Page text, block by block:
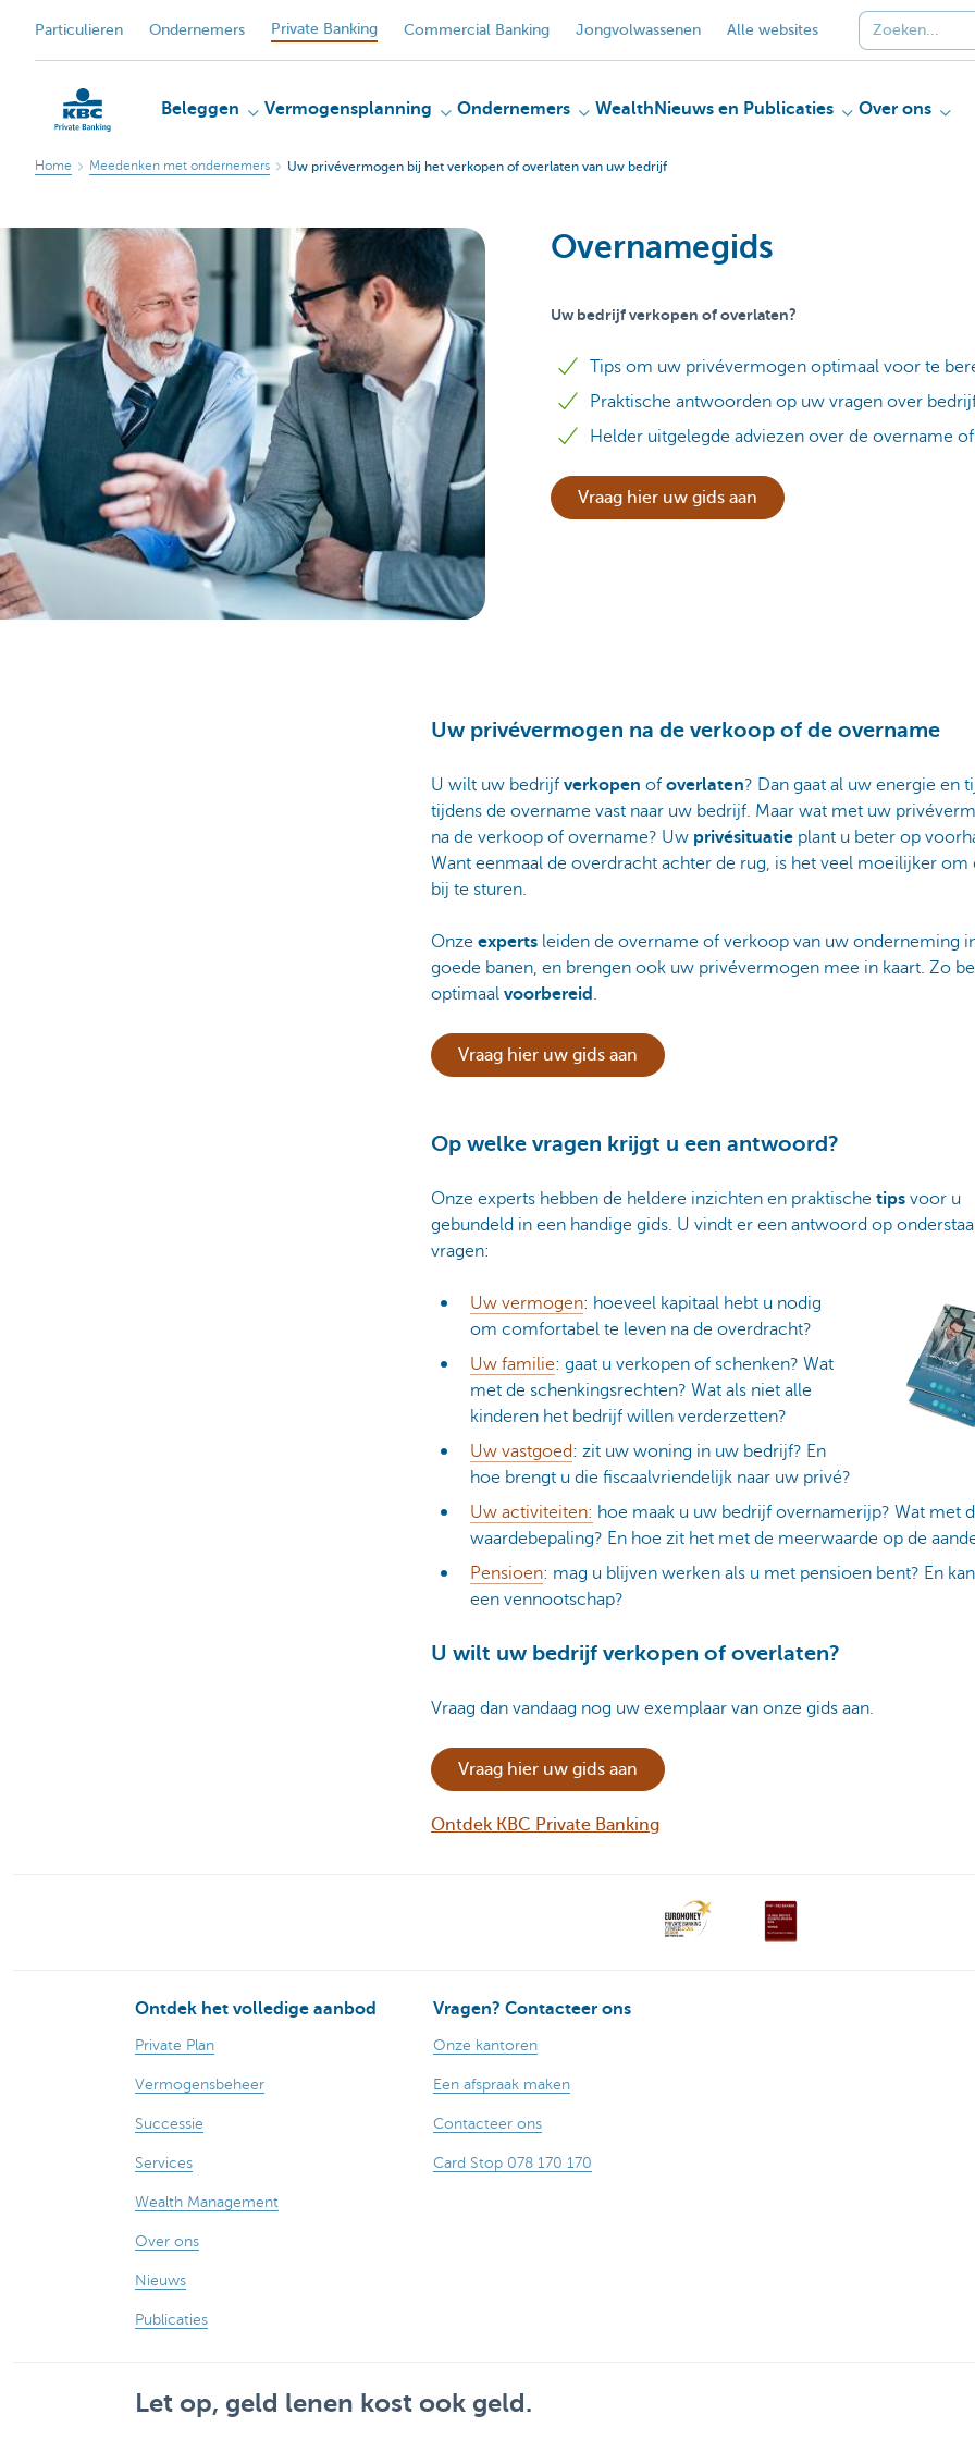
Particulieren Ondernemers Private Banking Commercial Banking Jongvolwassenen Alle websites
KBC
Particulieren
Beleggen Vermogensplanning Ondernemers Wealth Nieuws en Publicaties Over ons
Home Meedenken met ondernemers Uw privévermogen bij het verkopen of overlaten van uw bedrijf
Overnamegids
Uw bedrijf verkopen of overlaten?
Tips om uw privévermogen optimaal voor te
Praktische antwoorden op uw vragen over
Helder uitgelegde adviezen over de overname
Vraag hier uw gids aan
Uw privévermogen na de verkoop of de overname
U wilt uw bedrijf verkopen of overlaten? Dan gaat al uw energie en
tijdens de overname vast naar uw bedrijf. Maar wat met uw
na de verkoop of overname? Uw privésituatie plant u beter op
Want eenmaal de overdracht achter de rug, is het veel moeilijker om
bij te sturen.
Onze experts leiden de overname of verkoop van uw onderneming
goede banen, en brengen ook uw privévermogen mee in kaart. Zo
optimaal voorbereid .
Vraag hier uw gids aan
Op welke vragen krijgt u een antwoord?
Onze experts hebben de heldere inzichten en praktische tips voor u
gebundeld in een handige gids. U vindt er een antwoord op
vragen:
Uw vermogen: hoeveel kapitaal hebt u nodig
om comfortabel te leven na de overdracht?
Uw familie: gaat u verkopen of schenken? Wat
met de schenkingsrechten? Wat als niet alle
kinderen het bedrijf willen verderzetten?
Uw vastgoed: zit uw woning in uw bedrijf? En
hoe brengt u die fiscaalvriendelijk naar uw privé?
Uw activiteiten: hoe maak u uw bedrijf overnamerijp? Wat met
waardebepaling? En hoe zit het met de meerwaarde op de
Pensioen: mag u blijven werken als u met pensioen bent? En
een vennootschap?
U wilt uw bedrijf verkopen of overlaten?
Vraag dan vandaag nog uw exemplaar van onze gids aan.
Vraag hier uw gids aan
Ontdek KBC Private Banking
Ontdek het volledige aanbod
Private Plan
Vermogensbeheer
Successie
Services
Wealth Management
Over ons
Nieuws
Publicaties
Vragen? Contacteer ons
Onze kantoren
Een afspraak maken
Contacteer ons
Card Stop 078 170 170
Let op, geld lenen kost ook geld.